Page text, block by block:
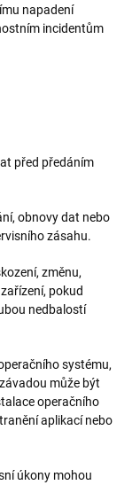
napadení
incidentům
před předáním
obnovy dat nebo
zásahu.
změnu,
pokud
nedbalostí
systému,
může být
operačního
aplikací nebo
úkony mohou